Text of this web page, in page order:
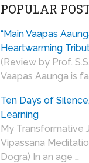
POPULAR
“Main Vaapas
Heartwarming
(Review by Prof.
Vaapas Aaunga is
Ten Days of
Learning
My Transformative
Vipassana
Dogra) In an age …